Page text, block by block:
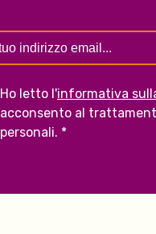
Ho letto l'informativa
acconsento al
personali. *